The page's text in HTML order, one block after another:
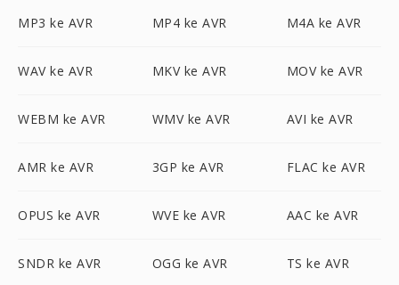
MP3 ke AVR MP4 ke AVR M4A ke AVR
WAV ke AVR MKV ke AVR MOV ke AVR
WEBM ke AVR WMV ke AVR AVI ke AVR
AMR ke AVR 3GP ke AVR FLAC ke AVR
OPUS ke AVR WVE ke AVR AAC ke AVR
SNDR ke AVR OGG ke AVR TS ke AVR